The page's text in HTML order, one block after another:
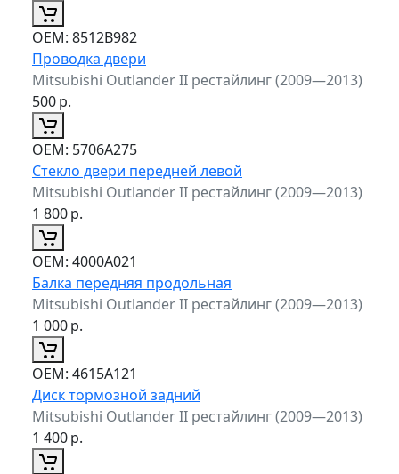
ОЕМ: 8512B982
Проводка двери
Mitsubishi Outlander II рестайлинг (2009—2013)
500р.
ОЕМ: 5706A275
Стекло двери передней левой
Mitsubishi Outlander II рестайлинг (2009—2013)
1 800р.
ОЕМ: 4000A021
Балка передняя продольная
Mitsubishi Outlander II рестайлинг (2009—2013)
1 000р.
ОЕМ: 4615A121
Диск тормозной задний
Mitsubishi Outlander II рестайлинг (2009—2013)
1 400р.